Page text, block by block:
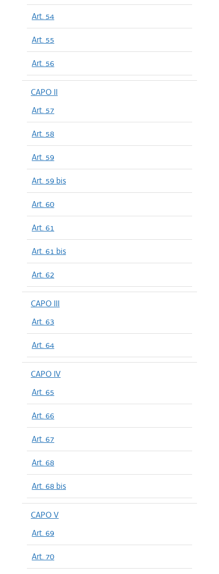
Art. 54
Art. 55
Art. 56
CAPO II
Art. 57
Art. 58
Art. 59
Art. 59 bis
Art. 60
Art. 61
Art. 61 bis
Art. 62
CAPO III
Art. 63
Art. 64
CAPO IV
Art. 65
Art. 66
Art. 67
Art. 68
Art. 68 bis
CAPO V
Art. 69
Art. 70